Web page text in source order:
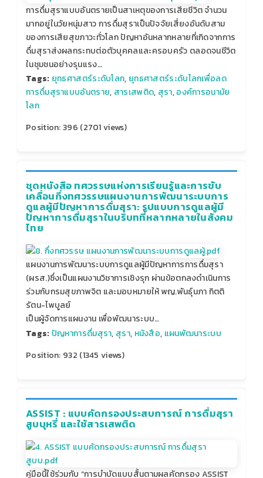
การดื่มสุราแบบอันตรายเป็นสาเหตุของการเสียชีวิต จำนวน
มากอยู่ในวัยหนุ่มสาว การดื่มสุราเป็นปัจจัยเสี่ยงอันดับสาม
ของการเสียสุขภาวะทั่วโลก ปัญหาอันหลากหลายที่เกิดจากการ
ดื่มสุราส่งผลกระทบต่อตัวบุคคลและครอบครัว ตลอดจนชีวิต
ในชุมชนอย่างรุนแรง…
Tags: ยุทธศาสตร์ระดับโลก, ยุทธศาสตร์ระดับโลกเพื่อลด
การดื่มสุราแบบอันตราย, สารเสพติด, สุรา,องค์การอนามัย
โลก
Position:396 (2701views)
ชุดหนังสือ ทศวรรษแห่งการเรียนรู้และการขับ
เคลื่อนกึ่งทศวรรษแผนงานการพัฒนาระบบการ
ดูแลผู้มีปัญหาการดื่มสุรา: รูปแบบการดูแลผู้มี
ปัญหาการดื่มสุราในบริบทที่หลากหลายในสังคม
ไทย
แผนงานการพัฒนาระบบการดูแลผู้มีปัญหาการการดื่มสุรา
(ผรส.)ซึ่งเป็นแผนงานวิชาการเชิงรุก ผ่านข้อตกลงดำเนินการ
ร่วมกับกรมสุขภาพจิต และมอบหมายให้ พญ.พันธุ์นภา กิตติ
รัตน-ไพบูลย์
เป็นผู้จัดการแผนงาน เพื่อพัฒนาระบบ…
Tags: ปัญหาการดื่มสุรา, สุรา, หนังสือ, แผนพัฒนาระบบ
Position: 932 (1345 views)
ASSIST : แบบคัดกรองประสบการณ์ การดื่มสุรา
สูบบุหรี่ และใช้สารเสพติด
คู่มือนี้ใช้ร่วมกับ “การบำบัดแบบสั้นตามผลคัดกรอง ASSIST